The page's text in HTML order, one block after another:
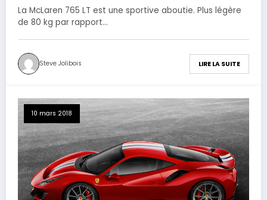
La McLaren 765 LT est une sportive aboutie. Plus légère
de 80 kg par rapport…
Steve Jolibois LIRE LA SUITE
10 mars 2018